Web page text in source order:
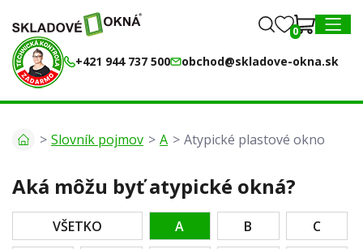
0
+421 944 737 500 obchod@skladove-okna.sk
0
Slovník pojmov A Atypické plastové okno
Aká môžu byť atypické okná?
VŠETKO A B
C